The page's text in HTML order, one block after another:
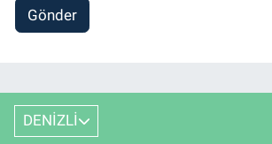
Gönder
DENİZLİ